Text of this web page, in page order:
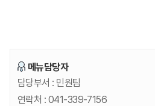
메뉴담당자
담당부서 : 민원팀
연락처 : 041-339-7156